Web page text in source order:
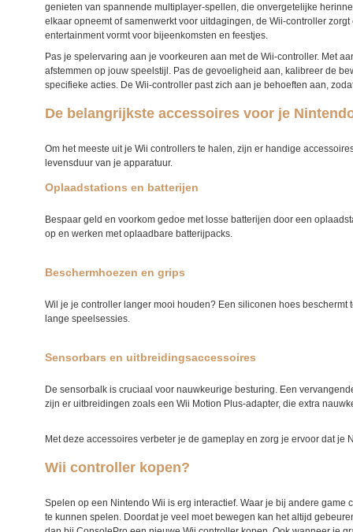
genieten van spannende multiplayer-spellen, die onvergetelijke
elkaar opneemt of samenwerkt voor uitdagingen, de Wii-controller
entertainment vormt voor bijeenkomsten en feestjes.
Pas je spelervaring aan je voorkeuren aan met de Wii-controller. Met
afstemmen op jouw speelstijl. Pas de gevoeligheid aan, kalibreer de
specifieke acties. De Wii-controller past zich aan je behoeften aan,
De belangrijkste accessoires voor je
Om het meeste uit je Wii controllers te halen, zijn er handige
levensduur van je apparatuur.
Oplaadstations en batterijen
Bespaar geld en voorkom gedoe met losse batterijen door een
op en werken met oplaadbare batterijpacks.
Beschermhoezen en grips
Wil je je controller langer mooi houden? Een siliconen hoes
lange speelsessies.
Sensorbars en uitbreidingsaccessoires
De sensorbalk is cruciaal voor nauwkeurige besturing. Een
zijn er uitbreidingen zoals een Wii Motion Plus-adapter, die extra
Met deze accessoires verbeter je de gameplay en zorg je ervoor dat je
Wii controller kopen?
Spelen op een Nintendo Wii is erg interactief. Waar je bij andere
te kunnen spelen. Doordat je veel moet bewegen kan het altijd